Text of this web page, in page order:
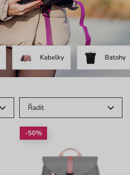
Kabelky Batohy
Řadit
-50%